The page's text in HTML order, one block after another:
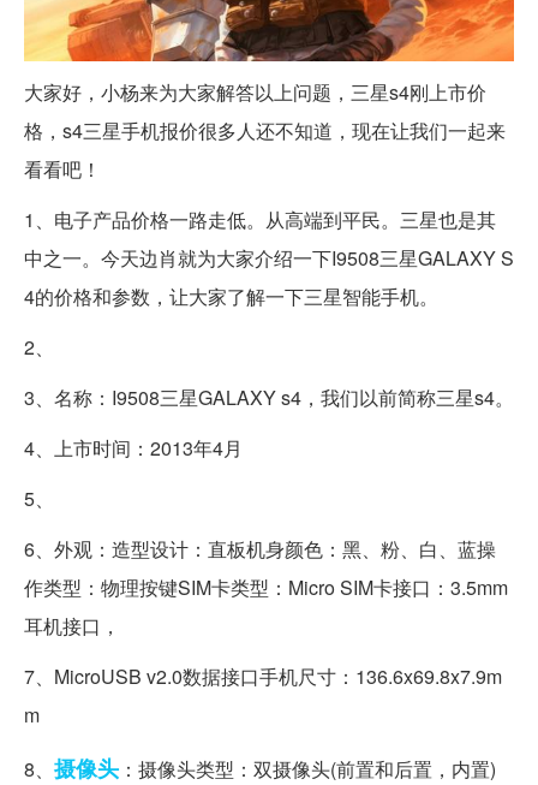
大家好，小杨来为大家解答以上问题，三星s4刚上市价
格，s4三星手机报价很多人还不知道，现在让我们一起来
看看吧！
1、电子产品价格一路走低。从高端到平民。三星也是其
中之一。今天边肖就为大家介绍一下I9508三星GALAXY S
4的价格和参数，让大家了解一下三星智能手机。
2、
3、名称：I9508三星GALAXY s4，我们以前简称三星s4。
4、上市时间：2013年4月
5、
6、外观：造型设计：直板机身颜色：黑、粉、白、蓝操
作类型：物理按键SIM卡类型：Micro SIM卡接口：3.5mm
耳机接口，
7、MicroUSB v2.0数据接口手机尺寸：136.6x69.8x7.9m
m
8、 摄像头 ：摄像头类型：双摄像头(前置和后置，内置)